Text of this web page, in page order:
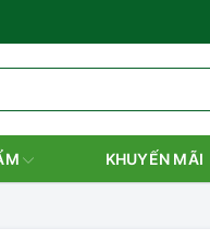
KHUYẾN MÃI